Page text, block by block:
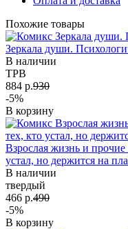
Похожие товары
Зеркала души.
В наличии
TPB
884 р.930
-5%
В корзину
Взрослая жизнь и
устал, но держится на
В наличии
твердый
466 р.490
-5%
В корзину